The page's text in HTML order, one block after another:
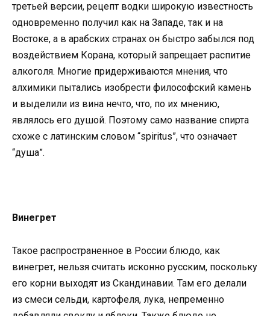
третьей версии, рецепт водки широкую известность
одновременно получил как на Западе, так и на
Востоке, а в арабских странах он быстро забылся под
воздействием Корана, который запрещает распитие
алкоголя. Многие придерживаются мнения, что
алхимики пытались изобрести философский камень
и выделили из вина нечто, что, по их мнению,
являлось его душой. Поэтому само название спирта
схоже с латинским словом “spiritus”, что означает
“душа”.
Винегрет
Такое распространенное в России блюдо, как
винегрет, нельзя считать исконно русским, поскольку
его корни выходят из Скандинавии. Там его делали
из смеси сельди, картофеля, лука, непременно